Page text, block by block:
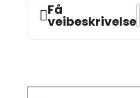
Få
veibeskrivelse